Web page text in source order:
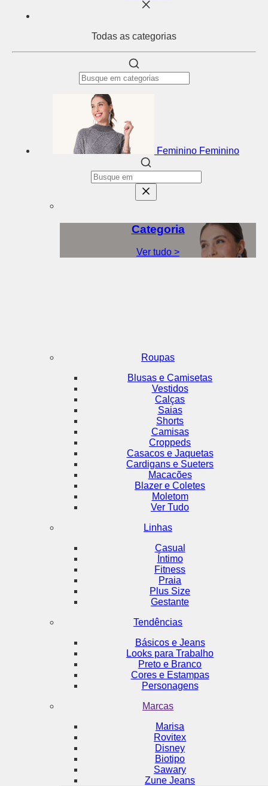
Todas as categorias
Feminino Feminino
Categoria
Ver tudo >
Roupas
Blusas e Camisetas
Vestidos
Calças
Saias
Shorts
Camisas
Croppeds
Casacos e Jaquetas
Cardigans e Sueters
Macacões
Blazer e Coletes
Moletom
Ver Tudo
Linhas
Casual
Íntimo
Fitness
Praia
Plus Size
Gestante
Tendências
Básicos e Jeans
Looks para Trabalho
Preto e Branco
Cores e Estampas
Personagens
Marcas
Marisa
Rovitex
Disney
Biotipo
Sawary
Zune Jeans